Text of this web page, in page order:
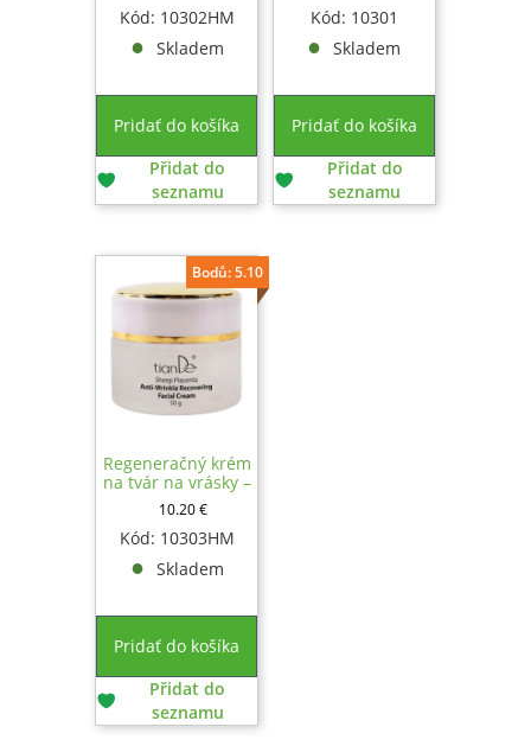
Kód: 10302HM
Skladem
Pridať do košíka
Přidat do
seznamu
Kód: 10301
Skladem
Pridať do košíka
Přidat do
seznamu
Regeneračný krém
na tvár na vrásky –
nočné, 50g
10.20€
Bodů: 5.10
Kód: 10303HM
Skladem
Pridať do košíka
Přidat do
seznamu